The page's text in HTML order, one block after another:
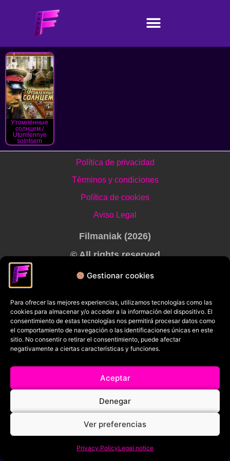
Gestionar cookies
Para ofrecer las mejores experiencias, utilizamos tecnologías como las
cookies para almacenar y/o acceder a la información del dispositivo. El
consentimiento de estas tecnologías nos permitirá procesar datos como
el comportamiento de navegación o las identificaciones únicas en este
sitio. No consentir o retirar el consentimiento, puede afectar
negativamente a ciertas características y funciones.
Aceptar
Denegar
Ver preferencias
Privacy PolicyLegal notice
Утомлённые
солнцем /
Utomlennye
solntsem
Política de privacidad
Términos y condiciones
Política de cookies
Aviso Legal
Filmaniak (2026)
© All rights reserved
RRSS